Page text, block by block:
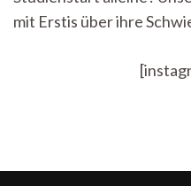
mit Erstis über ihre